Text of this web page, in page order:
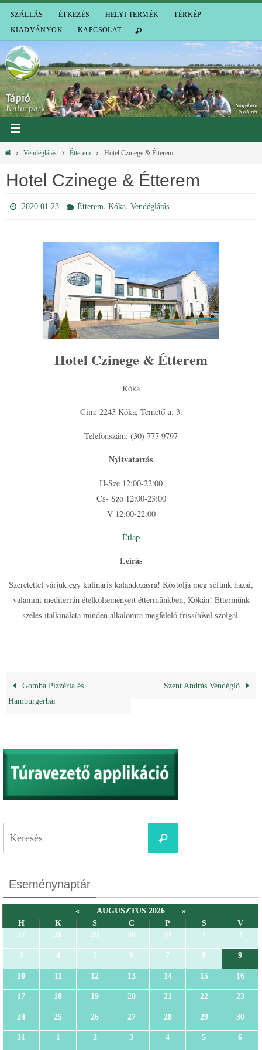
SZÁLLÁS ÉTKEZÉS HELYI TERMÉK
TÉRKÉP
KIADVÁNYOK
KAPCSOLAT
Vendéglátás Étterem Hotel Czinege & Étterem
Hotel Czinege & Étterem
2020.01.23. Étterem, Kóka, Vendéglátás
Hotel Czinege & Étterem
Kóka
Cím: 2243 Kóka, Temető u. 3.
Telefonszám: (30) 777 9797
Nyitvatartás
H-Sze 12:00-22:00
Cs- Szo 12:00-23:00
V 12:00-22:00
Étlap
Leírás
Szeretettel várjuk egy kulináris kalandozásra! Kóstolja meg séfünk hazai,
valamint mediterrán ételkölteményeit éttermünkben, Kókán! Éttermünk
széles italkínálata minden alkalomra megfelelő frissítővel szolgál.
Gomba Pizzéria és
Hamburgerbár
Szent András Vendéglő
Eseménynaptár
« AUGUSZTUS 2026
»
H
K S C P S
V
27
28 29 30 31 1 2
3 4 5 6 7 8 9
10 11 12 13 14 15 16
17 18 19 20 21 22 23
24 25 26 27 28 29 30
31 1 2 3 4 5 6